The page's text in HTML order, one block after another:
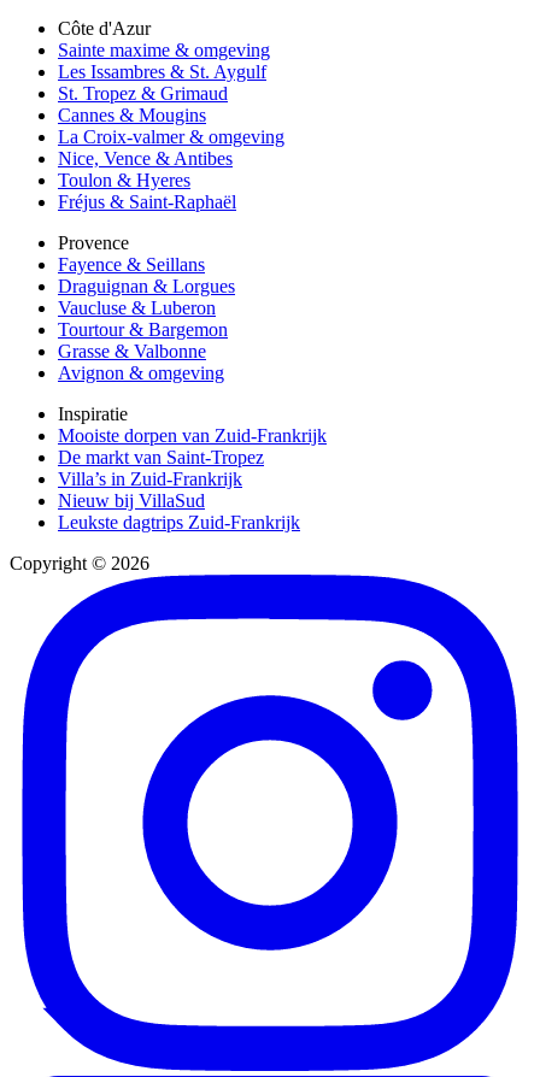
Côte d'Azur
Sainte maxime & omgeving
Les Issambres & St. Aygulf
St. Tropez & Grimaud
Cannes & Mougins
La Croix-valmer & omgeving
Nice, Vence & Antibes
Toulon & Hyeres
Fréjus & Saint-Raphaël
Provence
Fayence & Seillans
Draguignan & Lorgues
Vaucluse & Luberon
Tourtour & Bargemon
Grasse & Valbonne
Avignon & omgeving
Inspiratie
Mooiste dorpen van Zuid-Frankrijk
De markt van Saint-Tropez
Villa’s in Zuid-Frankrijk
Nieuw bij VillaSud
Leukste dagtrips Zuid-Frankrijk
Copyright © 2026